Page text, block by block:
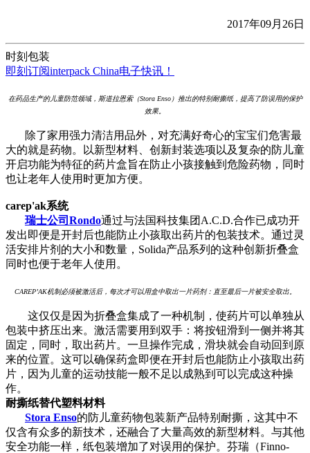
2017年09月26日
时刻包装
即刻订阅interpack China电子快讯！
在药品生产的儿童防范领域，斯道拉恩索（Stora Enso）推出的特别耐撕纸，提高了防误用的保护
效果。
除了家用强力清洁用品外，对充满好奇心的宝宝们危害最
大的就是药物。以新型材料、创新封装选项以及复杂的防儿童
开启功能为特征的药片盒旨在防止小孩接触到危险药物，同时
也让老年人使用时更加方便。
carep'ak系统
瑞士公司 Rondo通过与法国科技集团A.C.D.合作已成功开
发出即便是开封后也能防止小孩取出药片的包装技术。通过灵
活安排片剂的大小和数量，Solida产品系列的这种创新折叠盒
同时也便于老年人使用。
CAREP’AK机制必须被激活后，每次才可以用盒中取出一片药剂：直至最后一片被安全取出。
这仅仅是因为折叠盒集成了一种机制，使药片可以单独从
包装中挤压出来。激活需要用到双手：将按钮滑到一侧并将其
固定，同时，取出药片。一旦操作完成，滑块就会自动回到原
来的位置。这可以确保药盒即便在开封后也能防止小孩取出药
片，因为儿童的运动技能一般不足以成熟到可以完成这种操
作。
耐撕纸替代塑料材料
Stora Enso的防儿童药物包装新产品特别耐撕，这其中不
仅含有众多的新技术，还融合了大量高效的新型材料。与其他
安全功能一样，纸包装增加了对误用的保护。芬瑞（Finno-